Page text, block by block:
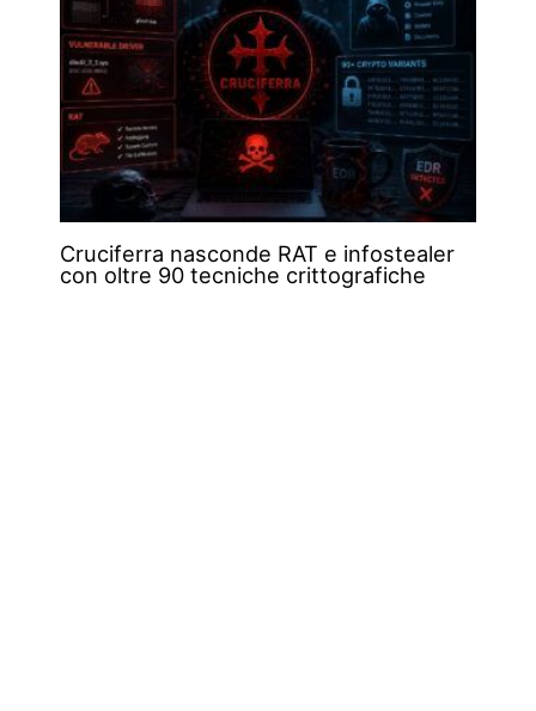
Cruciferra nasconde RAT e infostealer
con oltre 90 tecniche crittografiche